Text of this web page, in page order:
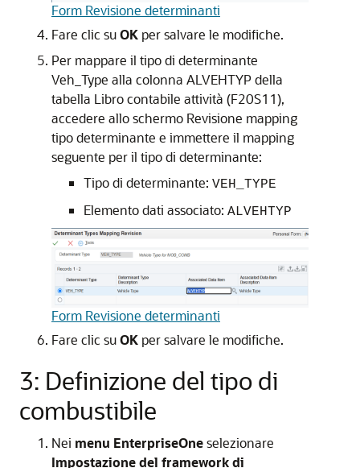
Form Revisione determinanti
Fare clic suOK per salvare le modifiche.
Per mappare il tipo di determinante
Veh_Type alla colonna ALVEHTYP della
tabella Libro contabile attività (F20S11),
accedere allo schermo Revisione mapping
tipo determinante e immettere il mapping
seguente per il tipo di determinante:
Tipo di determinante: VEH_TYPE
Elemento dati associato: ALVEHTYP
Form Revisione determinanti
Fare clic suOK per salvare le modifiche.
3: Definizione del tipo di
combustibile
Nei menu EnterpriseOneselezionare
Impostazione del framework di